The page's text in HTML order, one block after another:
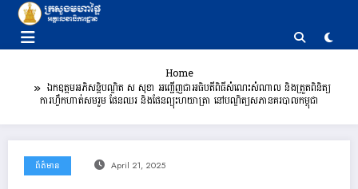
content
Home
ឯកឧត្តមអភិសន្តិបណ្ឌិត ស សុខា អញ្ជើញជាអធិបតីពិធីសំណេះសំណាល និងត្រួតពិនិត្យ
ការហ្វឹកហាត់សមរួម ផែនឈរ និងផែនព្យុះហយាត្រា នៅបណ្ឌិត្យសភានគរបាលកម្ពុជា
ព័ត៌មាន April 21, 2025